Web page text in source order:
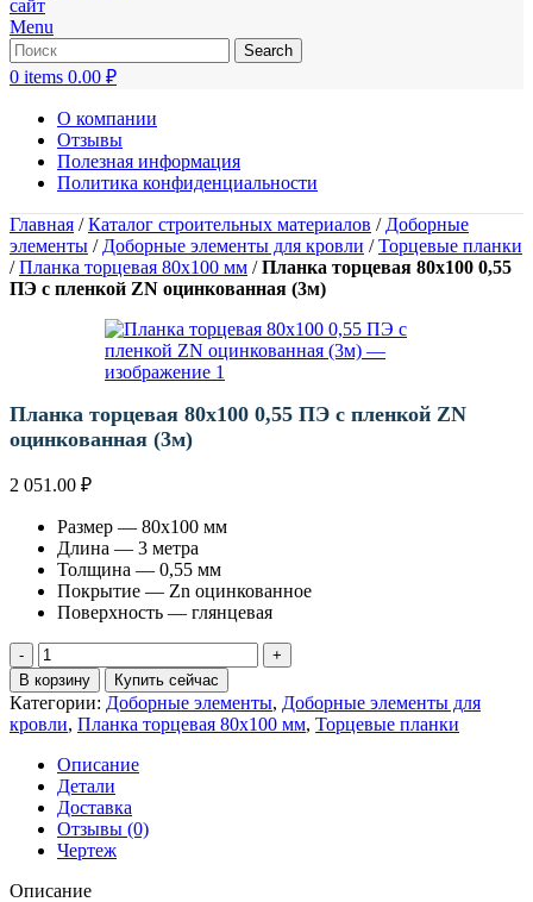
Menu
Search
0 items 0.00 ₽
О компании
Отзывы
Полезная информация
Политика конфиденциальности
Главная /Каталог строительных материалов / Доборные
элементы / Доборные элементы для кровли /Торцевые планки
/Планка торцевая 80х100 мм /Планка торцевая 80х100 0,55
ПЭ с пленкой ZN оцинкованная (3м)
Планка торцевая 80х100 0,55 ПЭ с пленкой ZN
оцинкованная (3м)
2 051.00 ₽
Размер — 80х100 мм
Длина — 3 метра
Толщина — 0,55 мм
Покрытие — Zn оцинкованное
Поверхность — глянцевая
Количество
товара
Планка
торцевая
80х100
0,55
ПЭ
с
пленкой
ZN
оцинкованная
(3м)
В корзину Купить сейчас
Категории: Доборные элементы, Доборные элементы для
кровли, Планка торцевая 80х100 мм, Торцевые планки
Описание
Детали
Доставка
Отзывы (0)
Чертеж
Описание